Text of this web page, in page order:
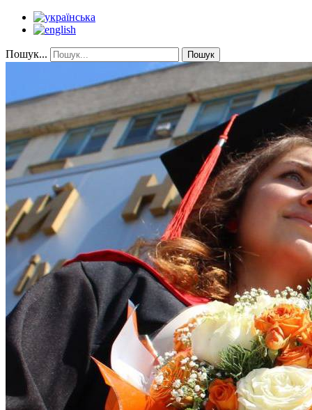
Пошук... Пошук